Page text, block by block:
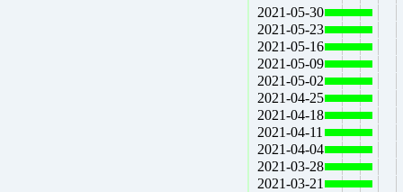
2021-05-30
2021-05-23
2021-05-16
2021-05-09
2021-05-02
2021-04-25
2021-04-18
2021-04-11
2021-04-04
2021-03-28
2021-03-21